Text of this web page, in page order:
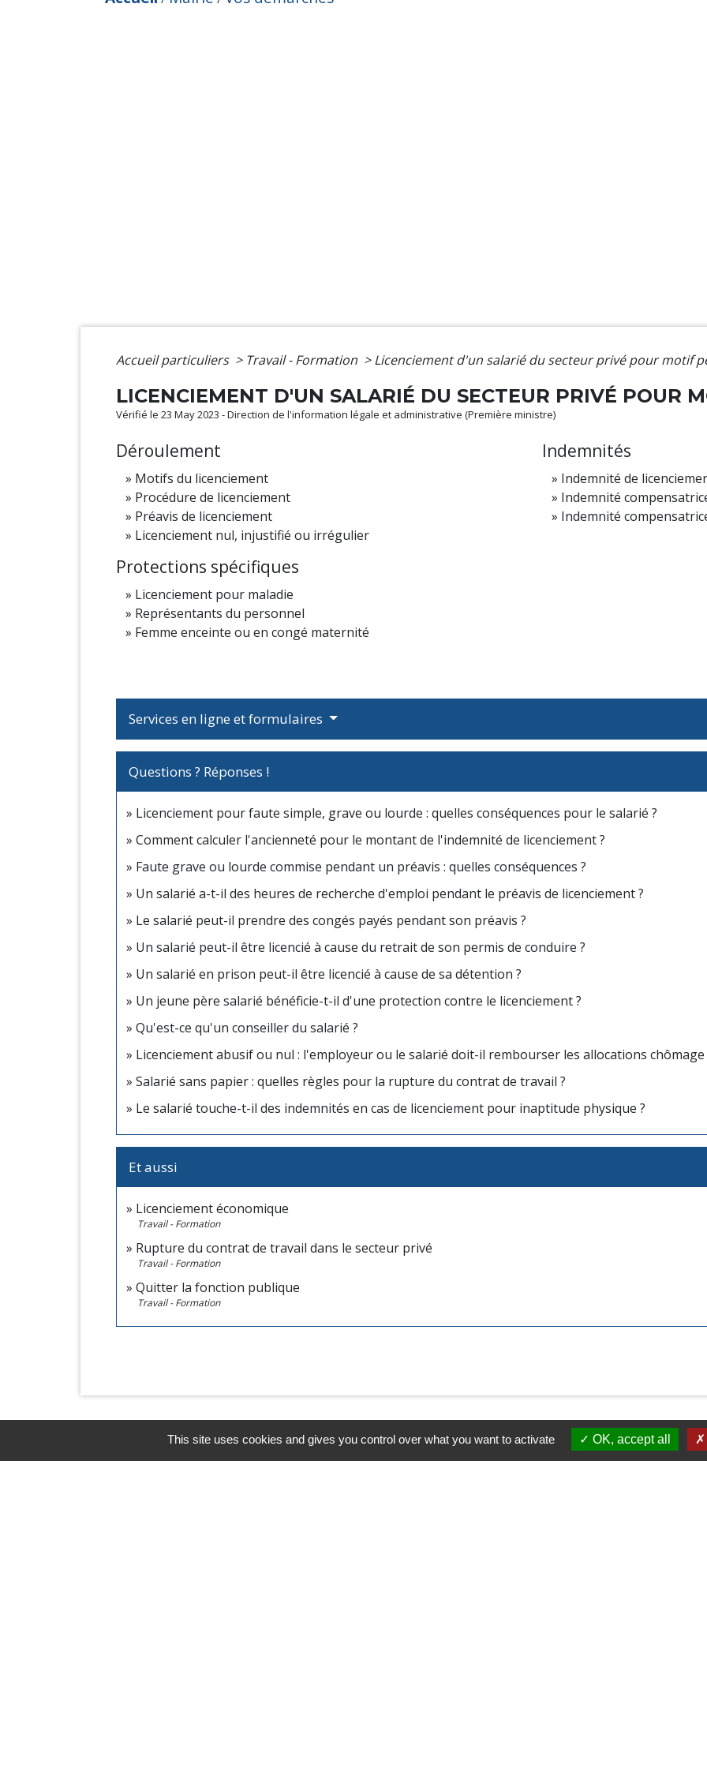
Accueil particuliers > Travail - Formation > Licenciement d'un salarié du secteur privé pour motif
LICENCIEMENT D'UN SALARIÉ DU SECTEUR PRIVÉ POUR
Vérifié le 23 May 2023 - Direction de l'information légale et administrative (Première ministre)
Déroulement
Motifs du licenciement
Procédure de licenciement
Préavis de licenciement
Licenciement nul, injustifié ou irrégulier
Indemnités
Indemnité de
Indemnité
Indemnité
Protections spécifiques
Licenciement pour maladie
Représentants du personnel
Femme enceinte ou en congé maternité
Services en ligne et formulaires
Questions ? Réponses !
Licenciement pour faute simple, grave ou lourde : quelles conséquences pour le salarié ?
Comment calculer l'ancienneté pour le montant de l'indemnité de licenciement ?
Faute grave ou lourde commise pendant un préavis : quelles conséquences ?
Un salarié a-t-il des heures de recherche d'emploi pendant le préavis de licenciement ?
Le salarié peut-il prendre des congés payés pendant son préavis ?
Un salarié peut-il être licencié à cause du retrait de son permis de conduire ?
Un salarié en prison peut-il être licencié à cause de sa détention ?
Un jeune père salarié bénéficie-t-il d'une protection contre le licenciement ?
Qu'est-ce qu'un conseiller du salarié ?
Licenciement abusif ou nul : l'employeur ou le salarié doit-il rembourser les allocations chômage
Salarié sans papier : quelles règles pour la rupture du contrat de travail ?
Le salarié touche-t-il des indemnités en cas de licenciement pour inaptitude physique ?
Et aussi
Licenciement économique
Travail - Formation
Rupture du contrat de travail dans le secteur privé
Travail - Formation
Quitter la fonction publique
Travail - Formation
This site uses cookies and gives you control over what you want to activate OK, accept all